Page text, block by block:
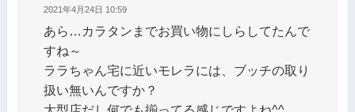
2021年4月24日 10:59
あら…カラタンまでお買い物にしらしてたんで
すね～
ララちゃん宅に近いモレラには、ブッチの取り
扱い無いんですか？